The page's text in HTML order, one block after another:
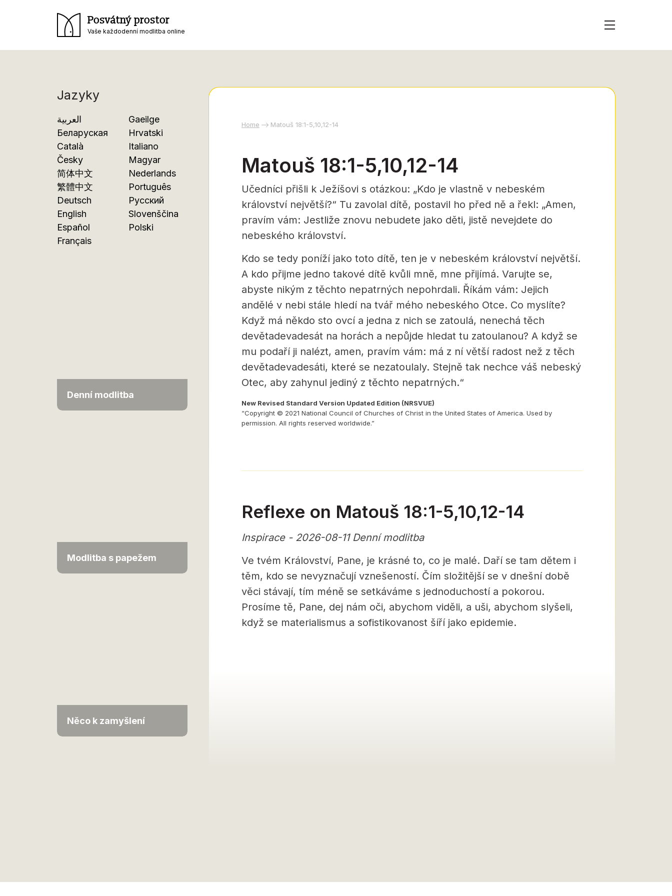
Posvátný prostor
Vaše každodenní modlitba online
Jazyky
العربية
Беларуская
Català
Česky
简体中文
繁體中文
Deutsch
English
Español
Français
Gaeilge
Hrvatski
Italiano
Magyar
Nederlands
Português
Русский
Slovenščina
Polski
Denní modlitba
Modlitba s papežem
Něco k zamyšlení
Home Matouš 18:1-5,10,12-14
Matouš 18:1-5,10,12-14
Učedníci přišli k Ježíšovi s otázkou: „Kdo je vlastně v nebeském
království největší?“ Tu zavolal dítě, postavil ho před ně a řekl: „Amen,
pravím vám: Jestliže znovu nebudete jako děti, jistě nevejdete do
nebeského království.
Kdo se tedy poníží jako toto dítě, ten je v nebeském království největší.
A kdo přijme jedno takové dítě kvůli mně, mne přijímá. Varujte se,
abyste nikým z těchto nepatrných nepohrdali. Říkám vám: Jejich
andělé v nebi stále hledí na tvář mého nebeského Otce. Co myslíte?
Když má někdo sto ovcí a jedna z nich se zatoulá, nenechá těch
devětadevadesát na horách a nepůjde hledat tu zatoulanou? A když se
mu podaří ji nalézt, amen, pravím vám: má z ní větší radost než z těch
devětadevadesáti, které se nezatoulaly. Stejně tak nechce váš nebeský
Otec, aby zahynul jediný z těchto nepatrných.“
New Revised Standard Version Updated Edition (NRSVUE)
“Copyright © 2021 National Council of Churches of Christ in the United States of America. Used by
permission. All rights reserved worldwide.”
Reflexe on Matouš 18:1-5,10,12-14
Inspirace - 2026-08-11 Denní modlitba
Ve tvém Království, Pane, je krásné to, co je malé. Daří se tam dětem i
těm, kdo se nevyznačují vznešeností. Čím složitější se v dnešní době
věci stávají, tím méně se setkáváme s jednoduchostí a pokorou.
Prosíme tě, Pane, dej nám oči, abychom viděli, a uši, abychom slyšeli,
když se materialismus a sofistikovanost šíří jako epidemie.